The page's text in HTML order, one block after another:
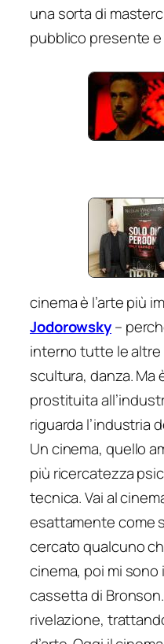
una sorta di
pubblico presente
cinema è l’arte più
Jodorowsky–
interno tutte le
scultura, danza. Ma
prostituita
riguarda l’industria
Un cinema, quello
più ricercatezza
tecnica. Vai al
esattamente come
cercato qualcuno
cinema, poi mi
cassetta di
rivelazione,